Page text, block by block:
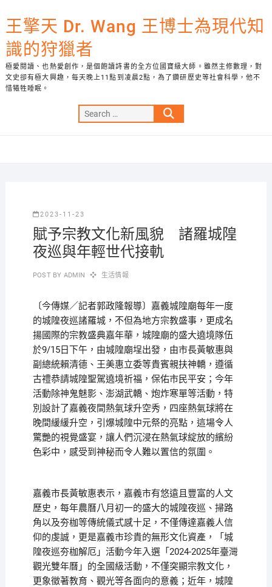
to
content
王擎天 Dr. Wang 王博士為現代知
識的狩獵者
極愛閱讀、也熱愛創作，是個飽讀詩書的全方位國寶級大師。雖然主修數理，對
文史卻有極大興趣，每天晚上11點到凌晨2點，為了鑽研歷史等社會科學，他不
惜犧牲睡眠。
Search
…
2023-11-23
賦予宗教文化新風貌 諸羅城隍
夜巡與年輕世代接軌
POST BY ADMIN 生活情報
〔今傳媒／記者郭政隆報導〕嘉義城隍廟每年一度
的城隍夜巡諸羅城，不但為地方宗教盛事，更成名
揚國際的宗教盛典嘉年華，城隍廟的盛大遶境隊伍
於9/15日下午，由城隍廟埕出發，由市長黃敏惠與
副總統賴清德、王美惠立委等貴賓親扶神轎，遵循
古禮恭請城隍聖駕遶境祈福，保佑市民平安；今年
活動除神鬼魅影、澎湖武轎、炮炸寒單等活動，特
別設計了嘉義夜間熱氣球升空秀，四座熱氣球將在
晚間緩緩升空，引爆城隍中元祭的亮點，這場令人
驚艷的視覺盛宴，讓人們沉浸在熱氣球綻放的繽紛
色彩中，感受到神秘而令人難以置信的氛圍。
嘉義市長黃敏惠表示，嘉義市有悠遠且豐富的人文
歷史，每年農曆八月初一的盛大的城隍夜巡、掃路
角以及夯枷等傳統儀式感十足，不僅傳達嘉義人信
仰的虔誠，更是嘉義市珍貴的無形文化資產，「城
隍夜巡夯枷解厄」活動今年入選「2024-2025年臺灣
觀光雙年曆」的全國級活動，不僅突顯宗教文化，
更象徵著教育、觀光等各面向的意義；近年，城隍